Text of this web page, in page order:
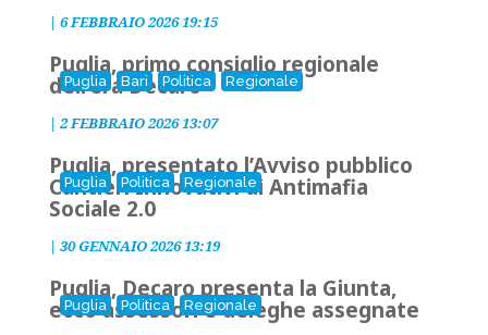
| 6 FEBBRAIO 2026 19:15
Puglia Bari Politica Regionale
Puglia, primo consiglio regionale
dell’era Decaro
| 2 FEBBRAIO 2026 13:07
Puglia Politica Regionale
Puglia, presentato l’Avviso pubblico
Cantieri Innovativi di Antimafia
Sociale 2.0
| 30 GENNAIO 2026 13:19
Puglia Politica Regionale
Puglia, Decaro presenta la Giunta,
ecco assessori e deleghe assegnate